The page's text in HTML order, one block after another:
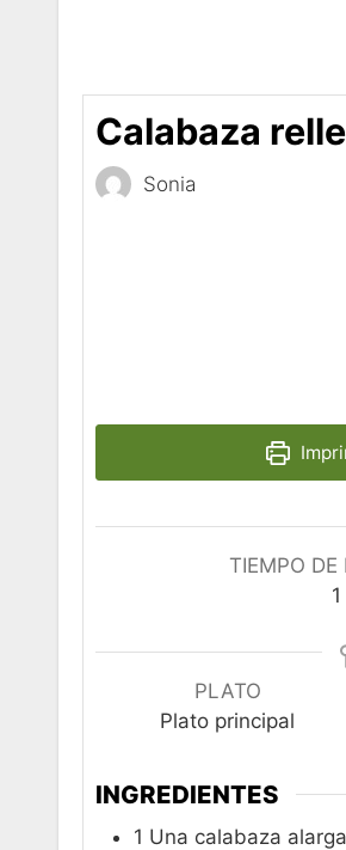
Calabaza
Sonia
TIEMPO DE
1
PLATO
Plato principal
INGREDIENTES
1 Una calabaza